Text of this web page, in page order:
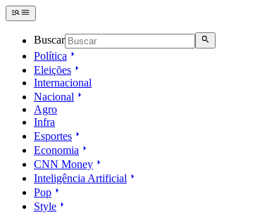
Buscar
Política
Eleições
Internacional
Nacional
Agro
Infra
Esportes
Economia
CNN Money
Inteligência Artificial
Pop
Style